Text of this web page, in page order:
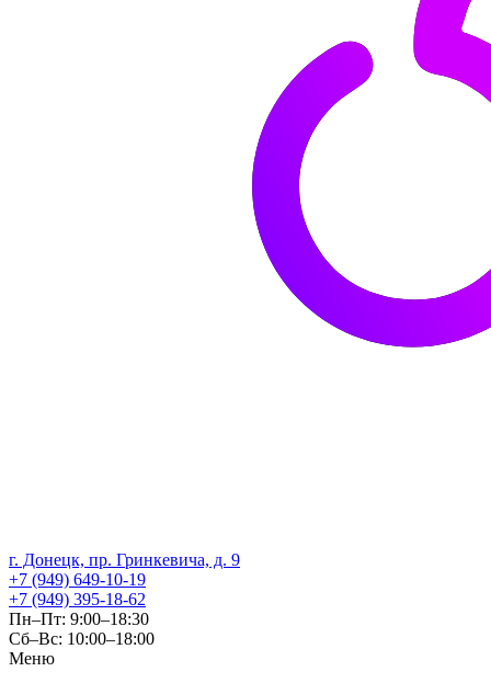
г. Донецк, пр. Гринкевича, д. 9
+7 (949) 649-10-19
+7 (949) 395-18-62
Пн–Пт: 9:00–18:30
Сб–Вс: 10:00–18:00
Меню